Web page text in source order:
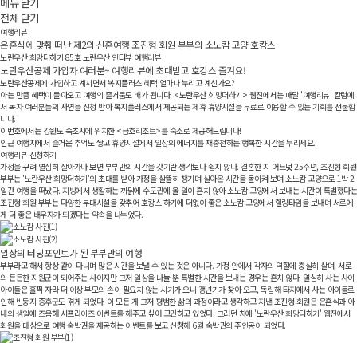
전체 닫기
여행리뷰
은혼식에 맞춰 떠난 제2의 신혼여행조진형 회원 부부의 소노캄 고양 호캉스
노란우산 희망더하기 85호노란우산 인터뷰 여행리뷰
노란우산공제 가입자 여러분~ 여행리뷰에 초대받고 호캉스 즐겨요!
노란우산공제에 가입하고 계시면서 복지플러스 혜택 얼마나 누리고 계신가요?
아는 만큼 혜택이 돌아오고 여행의 즐거움도 배가 됩니다. <노란우산 희망더하기> 웹진에서는 매달 '여행리뷰' 칼럼에
서 독자 여러분들의 사연을 신청 받아 복지플러스에서 제공되는 제휴 휴양시설을 무료로 이용할 수 있는 기회를 선물합
니다.
이번호에서는 강원도 속초시에 위치한 <금호리조트>를 숙소로 제공해드립니다!
인근 여행지에서 즐거운 추억도 쌓고 휴양시설에서 일상의 에너지를 재충전하는 행복한 시간을 누리세요.
여행리뷰 신청하기
가정을 꾸려 열심히 살아가다 보면 부부만의 시간을 갖기란 생각보다 쉽지 않다. 결혼한 지 어느덧 25주년, 조진형 회원
부부는 '노란우산 희망더하기'의 초대를 받아 가정을 살뜰히 챙기며 살아온 시간을 돌이켜 보며 소노캄 고양으로 1박 2
일간 여행을 떠났다. 지방에서 생활하는 까닭에 수도권에 올 일이 흔치 않아 소노캄 고양에서 보내는 시간이 특별했다는
조진형 회원 부부는 다양한 부대시설을 갖추어 호캉스 하기에 더없이 좋은 소노캄 고양에서 힐링타임을 보내며 서로에
게 더 좋은 배우자가 되겠다는 약속을 나누었다.
일상의 터닝포인트가 된 부부만의 여행
부부라고 해서 항상 같이 다니며 많은 시간을 보낼 수 있는 것은 아니다. 가정 안에서 각자의 역할에 충실히 살며, 서로
의 든든한 지원군이 되어주는 사이지만 그저 일상을 나눌 뿐 특별한 시간을 보내는 경우는 흔치 않다. 열심히 사는 사이
아이들은 훌쩍 자라 더 이상 부모의 손이 필요치 않는 시기가 오니 갱년기가 찾아 오고, 독립해 타지에서 사는 아이들로
인해 빈둥지 증후군도 겪게 되었다. 이 모든 게 그저 평범한 삶의 과정이라고 생각하고 지낸 조진형 회원은 은혼식과 아
내의 생일에 즈음해 서프라이즈 이벤트를 해주고 싶어 고민하고 있었다. 그러던 차에 '노란우산 희망더하기' 웹진에서
회원을 대상으로 여행 숙박권을 제공하는 이벤트를 보고 신청해 6월 숙박권의 주인공이 되었다.